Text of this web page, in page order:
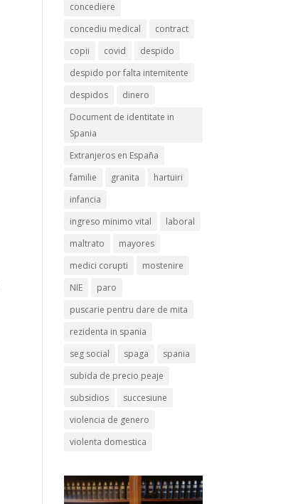
concediere
concediu medical
contract
copii
covid
despido
despido por falta intemitente
despidos
dinero
Document de identitate in
Spania
Extranjeros en España
familie
granita
hartuiri
infancia
ingreso minimo vital
laboral
maltrato
mayores
medici corupti
mostenire
NIE
paro
puscarie pentru dare de mita
rezidenta in spania
seg social
spaga
spania
subida de precio peaje
subsidios
succesiune
violencia de genero
violenta domestica